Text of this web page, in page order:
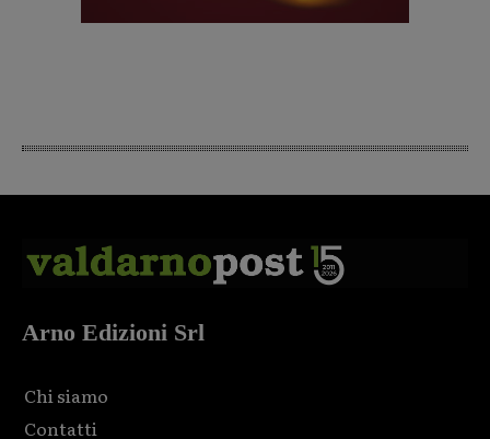
Arno Edizioni Srl
Chi siamo
Contatti